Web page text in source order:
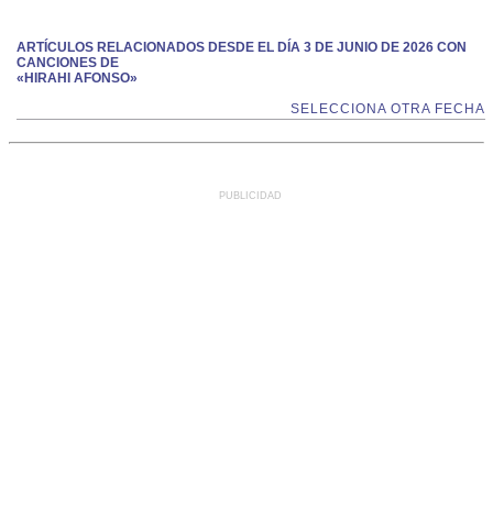
ARTÍCULOS RELACIONADOS DESDE EL DÍA 3 DE JUNIO DE 2026 CON
CANCIONES DE
«HIRAHI AFONSO»
SELECCIONA OTRA FECHA
PUBLICIDAD